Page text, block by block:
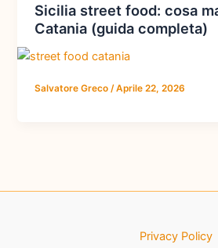
Sicilia street food: cosa
Catania (guida completa)
Salvatore Greco/Aprile 22, 2026
Privacy Policy